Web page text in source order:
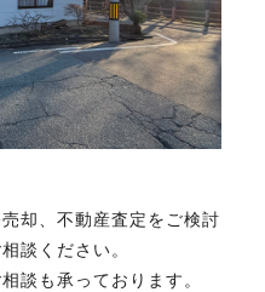
却、不動産査定をご検討
談ください。
談も承っております。